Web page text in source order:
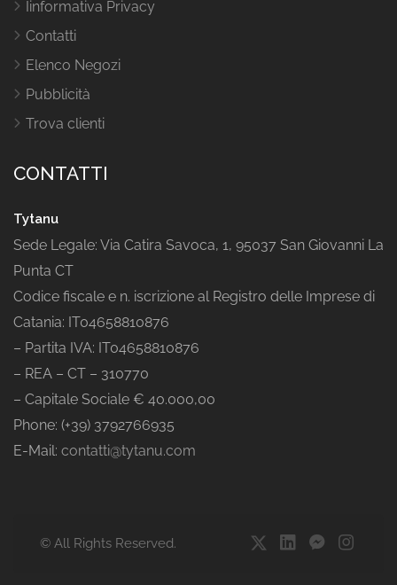
Iinformativa Privacy
Contatti
Elenco Negozi
Pubblicità
Trova clienti
CONTATTI
Tytanu
Sede Legale: Via Catira Savoca, 1, 95037 San Giovanni La
Punta CT
Codice fiscale e n. iscrizione al Registro delle Imprese di
Catania: IT04658810876
– Partita IVA: IT04658810876
– REA – CT – 310770
– Capitale Sociale € 40.000,00
Phone: (+39) 3792766935
E-Mail: contatti@tytanu.com
© All Rights Reserved.